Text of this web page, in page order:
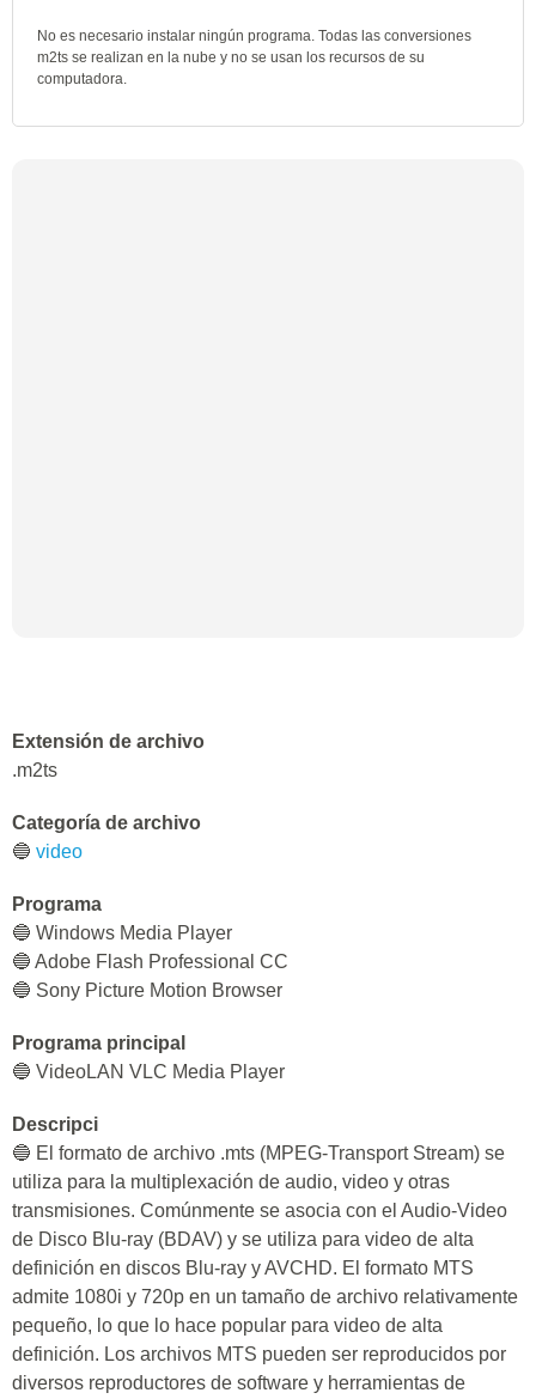
No es necesario instalar ningún programa. Todas las conversiones
m2ts se realizan en la nube y no se usan los recursos de su
computadora.
Extensión de archivo
.m2ts
Categoría de archivo
🔵 video
Programa
🔵 Windows Media Player
🔵 Adobe Flash Professional CC
🔵 Sony Picture Motion Browser
Programa principal
🔵 VideoLAN VLC Media Player
Descripci
🔵 El formato de archivo .mts (MPEG-Transport Stream) se
utiliza para la multiplexación de audio, video y otras
transmisiones. Comúnmente se asocia con el Audio-Video
de Disco Blu-ray (BDAV) y se utiliza para video de alta
definición en discos Blu-ray y AVCHD. El formato MTS
admite 1080i y 720p en un tamaño de archivo relativamente
pequeño, lo que lo hace popular para video de alta
definición. Los archivos MTS pueden ser reproducidos por
diversos reproductores de software y herramientas de